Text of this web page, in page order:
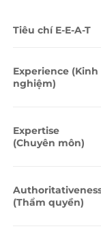
Tiêu chí E-E-A-T
Experience (Kinh
nghiệm)
Expertise
(Chuyên môn)
(Thẩm quyền)